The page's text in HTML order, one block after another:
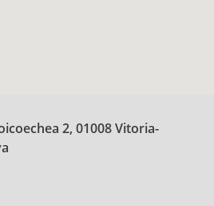
2, 01008 Vitoria-